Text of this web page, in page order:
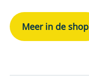
Meer in de shop